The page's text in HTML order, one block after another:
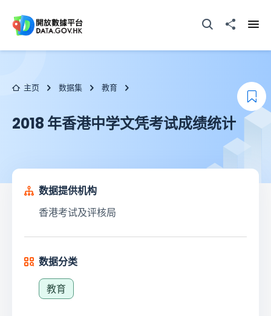
打开搜寻器分享至
主页 数据集 教育
2018 年香港中学文凭考试成绩统计
添
数据提供机构
香港考试及评核局
数据分类
教育